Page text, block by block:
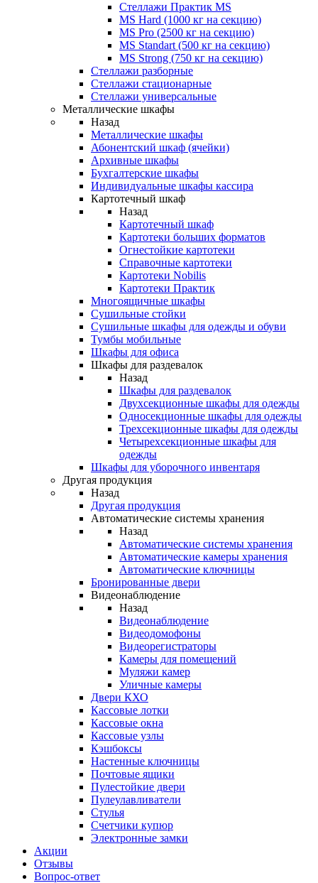
Стеллажи Практик MS
MS Hard (1000 кг на секцию)
MS Pro (2500 кг на секцию)
MS Standart (500 кг на секцию)
MS Strong (750 кг на секцию)
Стеллажи разборные
Стеллажи стационарные
Стеллажи универсальные
Металлические шкафы
Назад
Металлические шкафы
Абонентский шкаф (ячейки)
Архивные шкафы
Бухгалтерские шкафы
Индивидуальные шкафы кассира
Картотечный шкаф
Назад
Картотечный шкаф
Картотеки больших форматов
Огнестойкие картотеки
Справочные картотеки
Картотеки Nobilis
Картотеки Практик
Многоящичные шкафы
Сушильные стойки
Сушильные шкафы для одежды и обуви
Тумбы мобильные
Шкафы для офиса
Шкафы для раздевалок
Назад
Шкафы для раздевалок
Двухсекционные шкафы для одежды
Односекционные шкафы для одежды
Трехсекционные шкафы для одежды
Четырехсекционные шкафы для
одежды
Шкафы для уборочного инвентаря
Другая продукция
Назад
Другая продукция
Автоматические системы хранения
Назад
Автоматические системы хранения
Автоматические камеры хранения
Автоматические ключницы
Бронированные двери
Видеонаблюдение
Назад
Видеонаблюдение
Видеодомофоны
Видеорегистраторы
Камеры для помещений
Муляжи камер
Уличные камеры
Двери КХО
Кассовые лотки
Кассовые окна
Кассовые узлы
Кэшбоксы
Настенные ключницы
Почтовые ящики
Пулестойкие двери
Пулеулавливатели
Стулья
Счетчики купюр
Электронные замки
Акции
Отзывы
Вопрос-ответ